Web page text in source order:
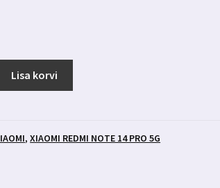
Lisa korvi
,XIAOMI REDMI NOTE 14 PRO 5G